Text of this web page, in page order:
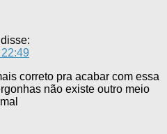
disse:
correto pra acabar com essa
não existe outro meio